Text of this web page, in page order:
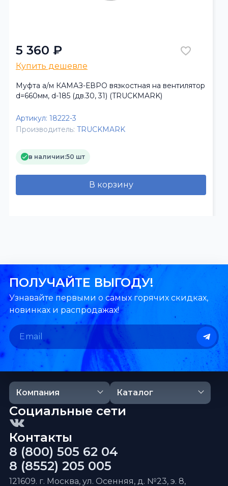
5 360 ₽
Купить дешевле
Муфта а/м КАМАЗ-ЕВРО вязкостная на вентилятор
d=660мм, d-185 (дв.30, 31) (TRUCKMARK)
Артикул: 18222-3
Производитель: TRUCKMARK
в наличии:50 шт
В корзину
ПОЛУЧАЙТЕ ВЫГОДУ!
Узнавайте первыми о самых горячих скидках,
новинках и распродажах!
Компания Каталог
Контакты
8 (800) 505 62 04
8 (8552) 205 005
121609. г. Москва, ул. Осенняя, д. №23, э. 8,
Социальные сети